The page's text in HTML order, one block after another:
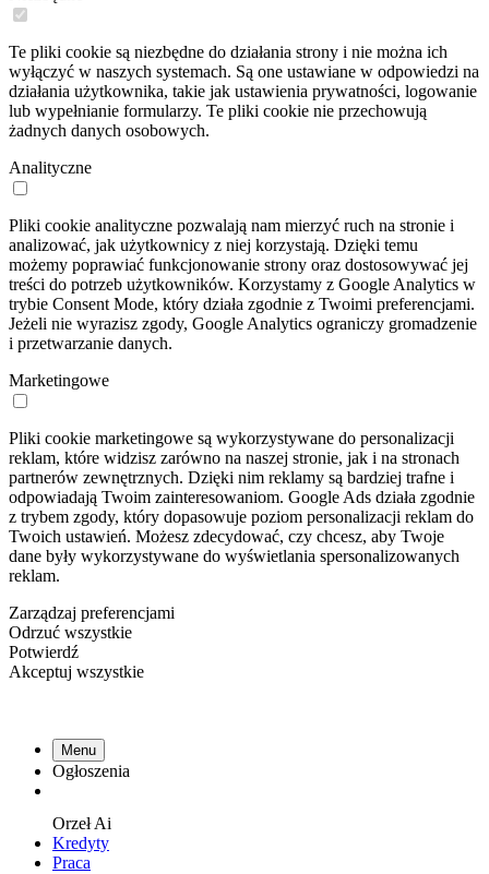
Te pliki cookie są niezbędne do działania strony i nie można ich
wyłączyć w naszych systemach. Są one ustawiane w odpowiedzi na
działania użytkownika, takie jak ustawienia prywatności, logowanie
lub wypełnianie formularzy. Te pliki cookie nie przechowują
żadnych danych osobowych.
Analityczne
Pliki cookie analityczne pozwalają nam mierzyć ruch na stronie i
analizować, jak użytkownicy z niej korzystają. Dzięki temu
możemy poprawiać funkcjonowanie strony oraz dostosowywać jej
treści do potrzeb użytkowników. Korzystamy z Google Analytics w
trybie Consent Mode, który działa zgodnie z Twoimi preferencjami.
Jeżeli nie wyrazisz zgody, Google Analytics ograniczy gromadzenie
i przetwarzanie danych.
Marketingowe
Pliki cookie marketingowe są wykorzystywane do personalizacji
reklam, które widzisz zarówno na naszej stronie, jak i na stronach
partnerów zewnętrznych. Dzięki nim reklamy są bardziej trafne i
odpowiadają Twoim zainteresowaniom. Google Ads działa zgodnie
z trybem zgody, który dopasowuje poziom personalizacji reklam do
Twoich ustawień. Możesz zdecydować, czy chcesz, aby Twoje
dane były wykorzystywane do wyświetlania spersonalizowanych
reklam.
Zarządzaj preferencjami
Odrzuć wszystkie
Potwierdź
Akceptuj wszystkie
Menu
Ogłoszenia
OrzełAi
Kredyty
Praca